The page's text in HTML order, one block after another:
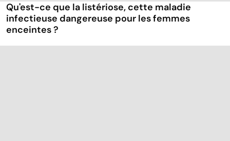
Qu'est-ce que la listériose, cette maladie
infectieuse dangereuse pour les femmes
enceintes ?